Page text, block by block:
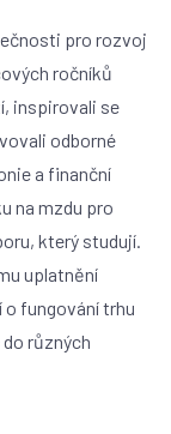
pro rozvoj
ročníků
inspirovali se
odborné
a finanční
na mzdu pro
který studují.
uplatnění
fungování trhu
různých